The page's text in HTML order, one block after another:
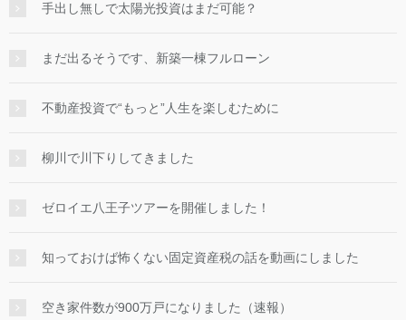
手出し無しで太陽光投資はまだ可能？
まだ出るそうです、新築一棟フルローン
不動産投資で“もっと”人生を楽しむために
柳川で川下りしてきました
ゼロイエ八王子ツアーを開催しました！
知っておけば怖くない固定資産税の話を動画にしました
空き家件数が900万戸になりました（速報）